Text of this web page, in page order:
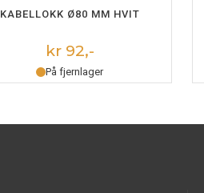
LEGG I HANDLEKURV
KABELLOKK Ø80 MM HVIT
kr 92,-
På fjernlager